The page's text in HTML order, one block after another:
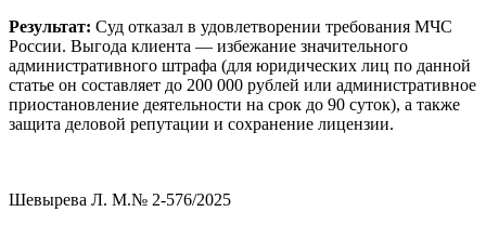
Результат: Суд отказал в удовлетворении требования МЧС
России. Выгода клиента — избежание значительного
административного штрафа (для юридических лиц по данной
статье он составляет до 200 000 рублей или административное
приостановление деятельности на срок до 90 суток), а также
защита деловой репутации и сохранение лицензии.
Шевырева Л. М.№ 2-576/2025